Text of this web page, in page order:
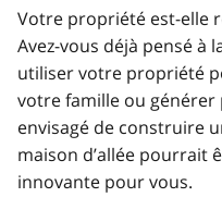
Votre propriété est-elle
Avez-vous déjà pensé à
utiliser votre propriété
votre famille ou générer
envisagé de construire
maison d’allée pourrait
innovante pour vous.